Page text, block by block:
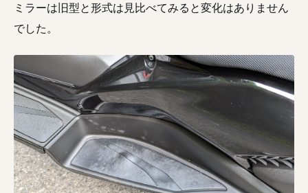
ミラーは旧型と形式は見比べてみると変化はありません
でした。